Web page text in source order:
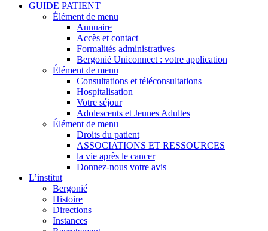
GUIDE PATIENT
Élément de menu
Annuaire
Accès et contact
Formalités administratives
Bergonié Uniconnect : votre application
Élément de menu
Consultations et téléconsultations
Hospitalisation
Votre séjour
Adolescents et Jeunes Adultes
Élément de menu
Droits du patient
ASSOCIATIONS ET RESSOURCES
la vie après le cancer
Donnez-nous votre avis
L’institut
Bergonié
Histoire
Directions
Instances